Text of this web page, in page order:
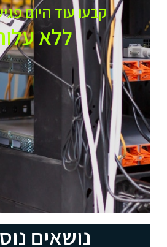
קבעו עוד היום
ללא
נושאים